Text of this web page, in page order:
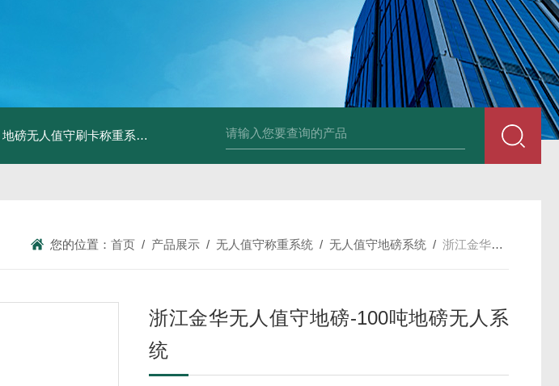
地磅无人值守刷卡称重系统 SCS食品厂不锈钢电子地磅 3吨可冲洗电子平台秤 带检重报警输送线75kg
您的位置：首页 / 产品展示 /无人值守称重系统 /无人值守地磅系统 /浙江金华无人值守地磅-100吨地磅无人系统
浙江金华无人值守地磅-100吨地磅无人系
统